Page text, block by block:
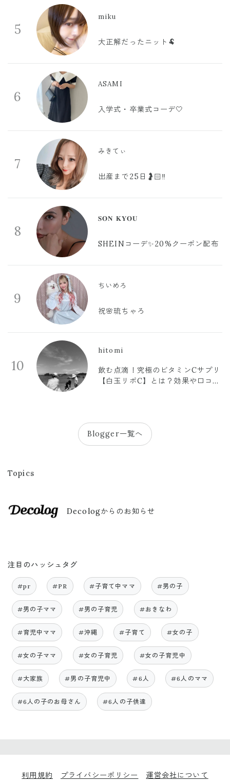
5
miku
大正解だったニット🐏
6
ASAMI
入学式・卒業式コーデ🤍
7
みきてぃ
出産まで25日🤰🏻‼️
8
𝐒𝐎𝐍 𝐊𝐘𝐎𝐔
SHEINコーデ✨20%クーポン配布
9
ちいめろ
祝🌸琉ちゃろ
10
hitomi
飲む点滴！究極のビタミンCサプリ
【白玉リポC】とは？効果や口コミ
Blogger一覧へ
Topics
Decologからのお知らせ
注目のハッシュタグ
#pr #PR #子育て中ママ #男の子
#男の子ママ #男の子育児 #おきなわ
#育児中ママ #沖縄 #子育て #女の子
#女の子ママ #女の子育児 #女の子育児中
#大家族 #男の子育児中 #6人 #6人のママ
#6人の子のお母さん #6人の子供達
利用規約 プライバシーポリシー 運営会社について